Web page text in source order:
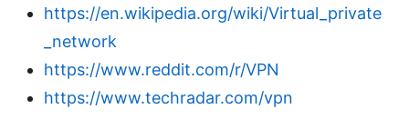
https://en.wikipedia.org/wiki/Virtual_private
_network
https://www.reddit.com/r/VPN
https://www.techradar.com/vpn